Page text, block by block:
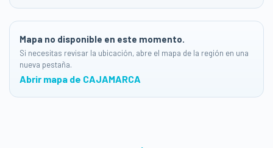
Mapa no disponible en este momento.
Si necesitas revisar la ubicación, abre el mapa de la región en una
nueva pestaña.
Abrir mapa de CAJAMARCA